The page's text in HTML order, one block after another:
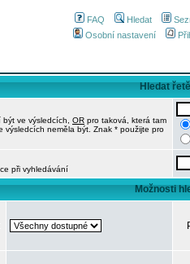
FAQ Hledat
Osobní nastavení
Hledat
ve výsledcích, OR pro taková, která tam
výsledcích neměla být. Znak * použijte pro
při vyhledávání
Možnosti